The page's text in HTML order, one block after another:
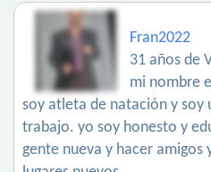
Fran2022
31 años de
mi nombre
soy atleta de natación y soy
trabajo. yo soy honesto y
gente nueva y hacer amigos